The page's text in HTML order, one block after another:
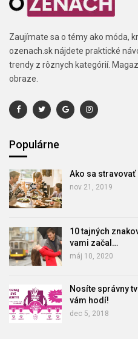
Zaujímate sa o témy ako móda,
ozenach.sk nájdete praktické
trendy z rôznych kategórií.
obraze.
Populárne
Ako sa stravovať
nov 21, 2019
10 tajných
vami začal…
máj 10, 2020
Nosíte správny
vám hodí!
dec 5, 2018